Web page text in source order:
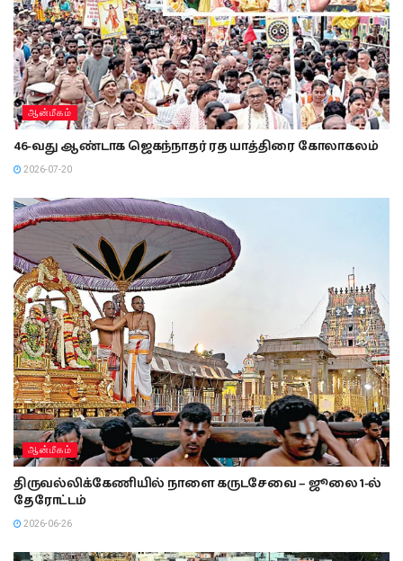
ஆன்மீகம்
46-வது ஆண்டாக ஜெகந்நாதர் ரத யாத்திரை கோலாகலம்
2026-07-20
ஆன்மீகம்
திருவல்லிக்கேணியில் நாளை கருடசேவை – ஜூலை 1-ல்
தேரோட்டம்
2026-06-26